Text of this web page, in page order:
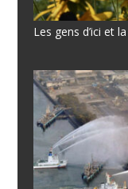
Les gens d’ici et